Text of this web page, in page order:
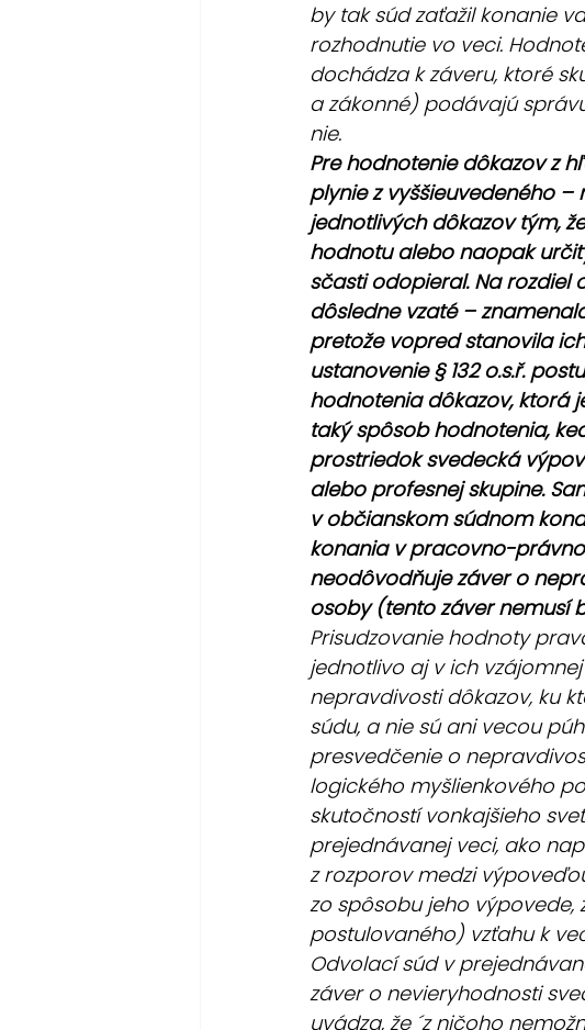
by tak súd zaťažil konanie
rozhodnutie vo veci.
dochádza k záveru, ktoré
a zákonné) podávajú
nie.
Pre hodnotenie dôkazov z
plynie z vyššieuvedeného
jednotlivých dôkazov tým,
hodnotu alebo naopak
sčasti odopieral. Na rozdiel
dôsledne vzaté –
pretože vopred stanovila
ustanovenie § 132 o.s.ř.
hodnotenia dôkazov, ktorá
taký spôsob hodnotenia,
prostriedok svedecká
alebo profesnej skupine.
v občianskom súdnom
konania v pracovno-
neodôvodňuje záver o
osoby (tento záver nemusí
Prisudzovanie hodnoty
jednotlivo aj v ich
nepravdivosti dôkazov, ku
súdu, a nie sú ani vecou
presvedčenie o
logického myšlienkového
skutočností vonkajšieho
prejednávanej veci, ako
z rozporov medzi
zo spôsobu jeho výpovede,
postulovaného) vzťahu k
Odvolací súd v
záver o nevieryhodnosti
uvádza, že ´z ničoho